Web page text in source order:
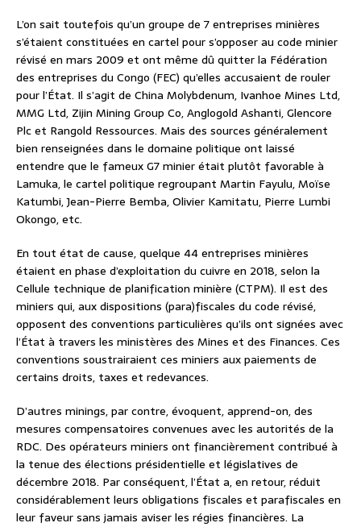
L’on sait toutefois qu’un groupe de 7 entreprises minières
s’étaient constituées en cartel pour s’opposer au code minier
révisé en mars 2009 et ont même dû quitter la Fédération
des entreprises du Congo (FEC) qu’elles accusaient de rouler
pour l’État. Il s’agit de China Molybdenum, Ivanhoe Mines Ltd,
MMG Ltd, Zijin Mining Group Co, Anglogold Ashanti, Glencore
Plc et Rangold Ressources. Mais des sources généralement
bien renseignées dans le domaine politique ont laissé
entendre que le fameux G7 minier était plutôt favorable à
Lamuka, le cartel politique regroupant Martin Fayulu, Moïse
Katumbi, Jean-Pierre Bemba, Olivier Kamitatu, Pierre Lumbi
Okongo, etc.
En tout état de cause, quelque 44 entreprises minières
étaient en phase d’exploitation du cuivre en 2018, selon la
Cellule technique de planification minière (CTPM). Il est des
miniers qui, aux dispositions (para)fiscales du code révisé,
opposent des conventions particulières qu’ils ont signées avec
l’État à travers les ministères des Mines et des Finances. Ces
conventions soustrairaient ces miniers aux paiements de
certains droits, taxes et redevances.
D’autres minings, par contre, évoquent, apprend-on, des
mesures compensatoires convenues avec les autorités de la
RDC. Des opérateurs miniers ont financièrement contribué à
la tenue des élections présidentielle et législatives de
décembre 2018. Par conséquent, l’État a, en retour, réduit
considérablement leurs obligations fiscales et parafiscales en
leur faveur sans jamais aviser les régies financières. La